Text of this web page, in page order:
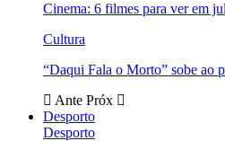
Cinema: 6 filmes para ver em
Cultura
“Daqui Fala o Morto” sobe ao
Ante Próx
Desporto
Desporto